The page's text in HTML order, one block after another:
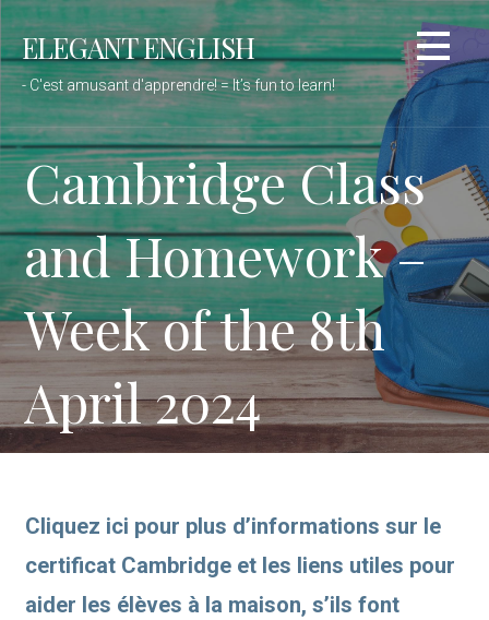
Passer
au
contenu
ELEGANT ENGLISH
- C'est amusant d'apprendre! = It’s fun to learn!
Cambridge Class
and Homework –
Week of the 8th
April 2024
Cliquez ici pour plus d’informations sur le
certificat Cambridge et les liens utiles pour
aider les élèves à la maison, s’ils font